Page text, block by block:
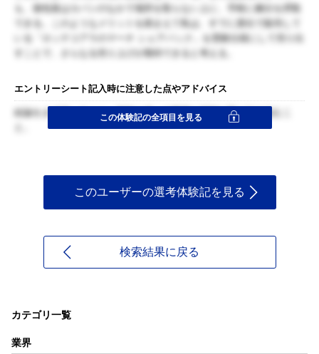
も、個包装はカバンのなかで場所を取らない上に、手軽に糖分を摂取
できる。このようなメリットを踏まえて私は、すでに貴社で販売して
いる「ロッテコアラのマーチ シェアパック」を受験仕様にして売り出
エントリーシート記入時に注意した点やアドバイス
結論をまず述べること。端的に述べて要素を可能な限り詰め込むこ
この体験記の全項目を見る
このユーザーの選考体験記を見る
検索結果に戻る
カテゴリ一覧
業界